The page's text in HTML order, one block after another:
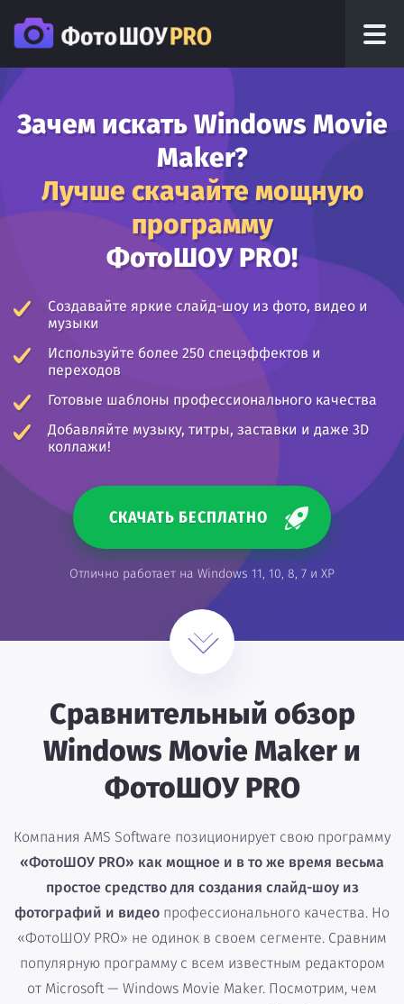
Зачем искать Windows Movie
Maker?
Лучше скачайте мощную
программу
ФотоШОУ PRO!
Создавайте яркие слайд-шоу из фото, видео и
музыки
Используйте более 250 спецэффектов и
переходов
Готовые шаблоны профессионального качества
Добавляйте музыку, титры, заставки и даже 3D
коллажи!
СКАЧАТЬ БЕСПЛАТНО
Отлично работает на Windows 11, 10, 8, 7 и XP
Сравнительный обзор
Windows Movie Maker и
ФотоШОУ PRO
Компания AMS Software позиционирует свою программу
«ФотоШОУ PRO» как мощное и в то же время весьма
простое средство для создания слайд-шоу из
фотографий и видео профессионального качества. Но
«ФотоШОУ PRO» не одинок в своем сегменте. Сравним
популярную программу с всем известным редактором
от Microsoft — Windows Movie Maker. Посмотрим, чем